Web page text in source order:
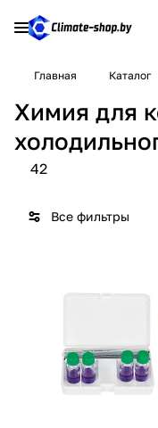
Главная Каталог
Химия для
42
Все фильтры